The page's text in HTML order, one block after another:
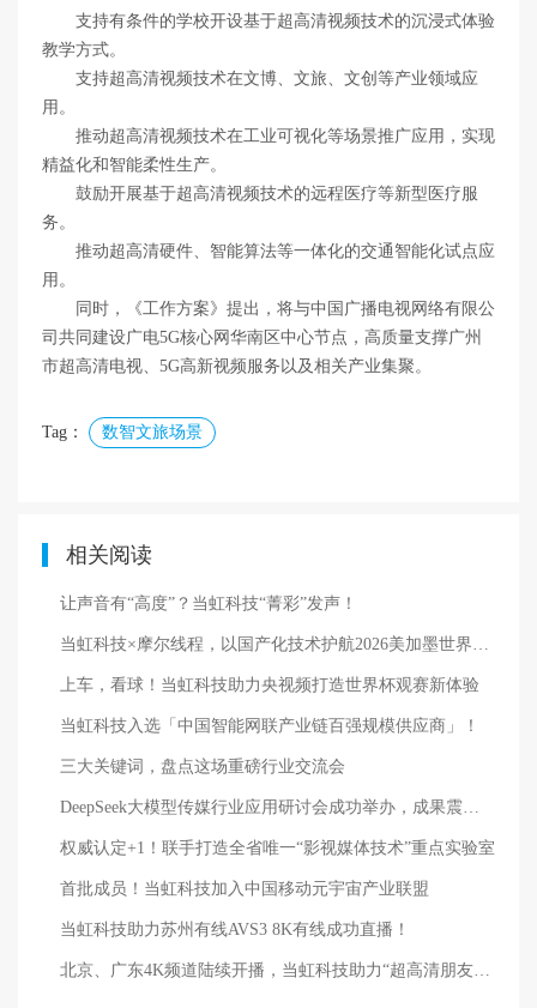
支持有条件的学校开设基于超高清视频技术的沉浸式体验
教学方式。
支持超高清视频技术在文博、文旅、文创等产业领域应
用。
推动超高清视频技术在工业可视化等场景推广应用，实现
精益化和智能柔性生产。
鼓励开展基于超高清视频技术的远程医疗等新型医疗服
务。
推动超高清硬件、智能算法等一体化的交通智能化试点应
用。
同时，《工作方案》提出，将与中国广播电视网络有限公
司共同建设广电5G核心网华南区中心节点，高质量支撑广州
市超高清电视、5G高新视频服务以及相关产业集聚。
Tag： 数智文旅场景
相关阅读
让声音有“高度”？当虹科技“菁彩”发声！
当虹科技×摩尔线程，以国产化技术护航2026美加墨世界杯转播！
上车，看球！当虹科技助力央视频打造世界杯观赛新体验
当虹科技入选「中国智能网联产业链百强规模供应商」！
三大关键词，盘点这场重磅行业交流会
DeepSeek大模型传媒行业应用研讨会成功举办，成果震撼业界！
权威认定+1！联手打造全省唯一“影视媒体技术”重点实验室
首批成员！当虹科技加入中国移动元宇宙产业联盟
当虹科技助力苏州有线AVS3 8K有线成功直播！
北京、广东4K频道陆续开播，当虹科技助力“超高清朋友圈”越来越大